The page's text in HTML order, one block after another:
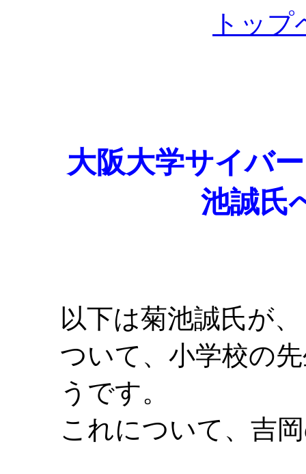
トッ
大阪大学サイバ
池誠氏
以下は菊池誠氏が
ついて、小学校の
うです。
これについて、吉